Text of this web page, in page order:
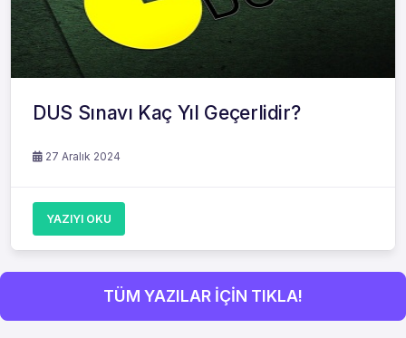
DUS Sınavı Kaç Yıl Geçerlidir?
27 Aralık 2024
YAZIYI OKU
TÜM YAZILAR İÇİN TIKLA!